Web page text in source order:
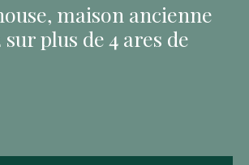
maison ancienne
sur plus de 4 ares de